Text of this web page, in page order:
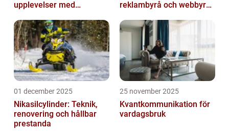
upplevelser med
reklambyrå och webbyrå
kommunikati...
01 december 2025
Nikasilcylinder: Teknik,
renovering och hållbar
prestanda
25 november 2025
Kvantkommunikation för
vardagsbruk